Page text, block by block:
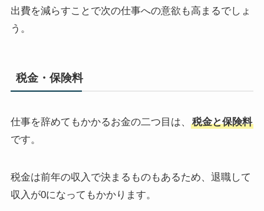
出費を減らすことで次の仕事への意欲も高まるでしょ
う。
税金・保険料
仕事を辞めてもかかるお金の二つ目は、
税金と保険料
です。
税金は前年の収入で決まるものもあるため、退職して
収入が0になってもかかります。